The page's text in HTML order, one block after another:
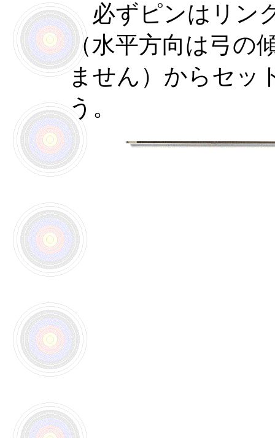
必ずピンはリン
（水平方向は弓の
ません）からセッ
う。